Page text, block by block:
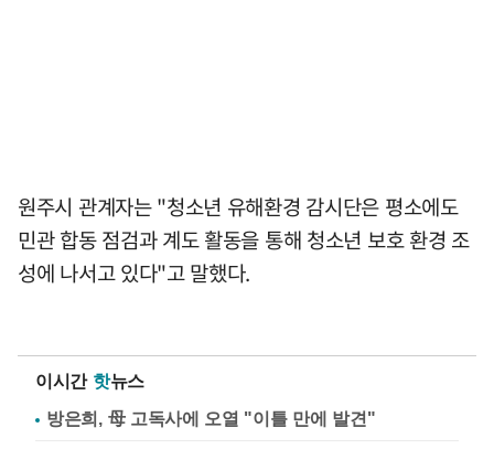
원주시 관계자는 "청소년 유해환경 감시단은 평소에도
민관 합동 점검과 계도 활동을 통해 청소년 보호 환경 조
성에 나서고 있다"고 말했다.
이시간 핫뉴스
방은희, 母 고독사에 오열 "이틀 만에 발견"